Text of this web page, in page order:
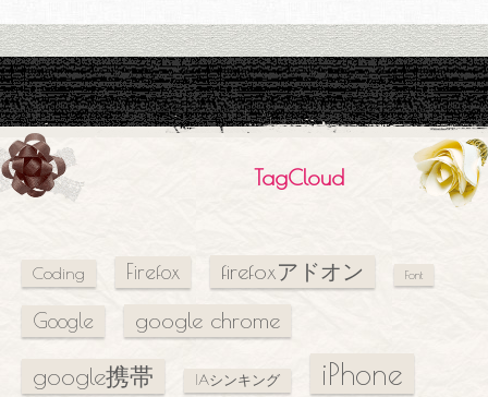
TagCloud
Coding Firefox firefoxアドオン Font
Google google chrome
google携帯 IAシンキング
iPhone